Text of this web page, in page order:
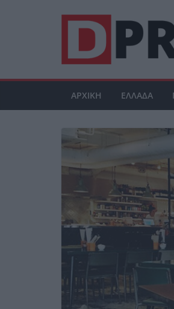
ΑΡΧΙΚΗ ΕΛΛΑΔΑ